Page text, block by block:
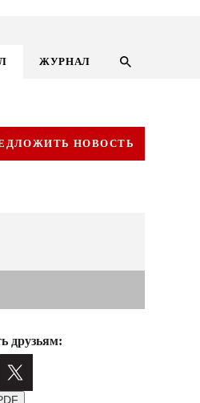
ЖУРНАЛ
ГОРОДСКОЙ ПОРТАЛ
НОВОСТИ
НОВОСТЬ
друзьям: